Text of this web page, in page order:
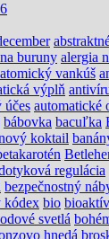
buruny alergia
vankúš
výplň
účes automatické
bábovka bacuľka
koktail
regulácia
bezpečnostný
kódex bio
svetlá
hnedá